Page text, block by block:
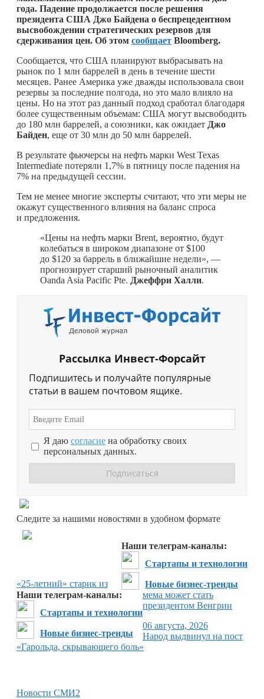
года. Падение продолжается после решения
президента США Джо Байдена о беспрецедентном
высвобождении стратегических резервов для
сдерживания цен. Об этом сообщает Bloomberg.
Сообщается, что США планируют выбрасывать на
рынок по 1 млн баррелей в день в течение шести
месяцев. Ранее Америка уже дважды использовала свои
резервы за последние полгода, но это мало влияло на
цены. Но на этот раз данный подход сработал благодаря
более существенным объемам: США могут высвободить
до 180 млн баррелей, а союзники, как ожидает Джо
Байден, еще от 30 млн до 50 млн баррелей.
В результате фьючерсы на нефть марки West Texas
Intermediate потеряли 1,7% в пятницу после падения на
7% на предыдущей сессии.
Тем не менее многие эксперты считают, что эти меры не
окажут существенного влияния на баланс спроса
и предложения.
«Цены на нефть марки Brent, вероятно, будут
колебаться в широком диапазоне от $100
до $120 за баррель в ближайшие недели», —
прогнозирует старший рыночный аналитик
Oanda Asia Pacific Pte. Джеффри Халли.
Рассылка Инвест-Форсайт
Подпишитесь и получайте популярные
статьи в вашем почтовом ящике.
Я даю согласие на обработку своих
персональных данных.
Следите за нашими новостями в удобном формате
Наши телеграм-каналы:
Стартапы и технологии
Новые бизнес-тренды
Наши телеграм-каналы:
Стартапы и технологии
Новые бизнес-тренды
«25-летний» старик из
мема может стать
президентом Венгрии
06 августа, 2026
Народ выдвинул на пост
«Гарольда, скрывающего боль»
Новости СМИ2